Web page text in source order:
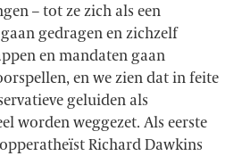
– tot ze zich als een
gedragen en zichzelf
en mandaten gaan
en we zien dat in feite
geluiden als
worden weggezet. Als eerste
Richard Dawkins